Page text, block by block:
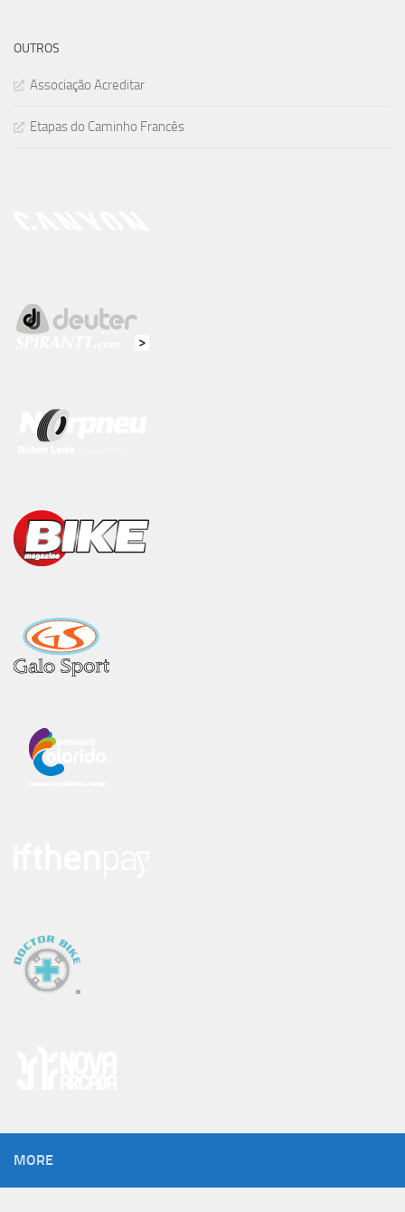
OUTROS
Associação Acreditar
Etapas do Caminho Francês
MORE